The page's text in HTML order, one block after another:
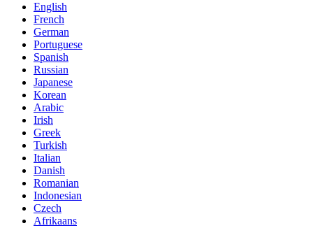
English
French
German
Portuguese
Spanish
Russian
Japanese
Korean
Arabic
Irish
Greek
Turkish
Italian
Danish
Romanian
Indonesian
Czech
Afrikaans